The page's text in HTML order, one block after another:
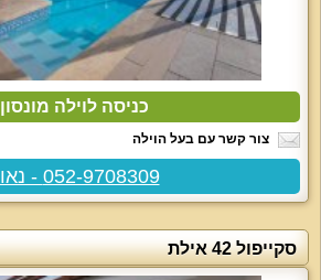
כניסה לוילה מונסון
צור קשר עם בעל הוילה
052-9708309 - נאור
סקייפול 42 אילת